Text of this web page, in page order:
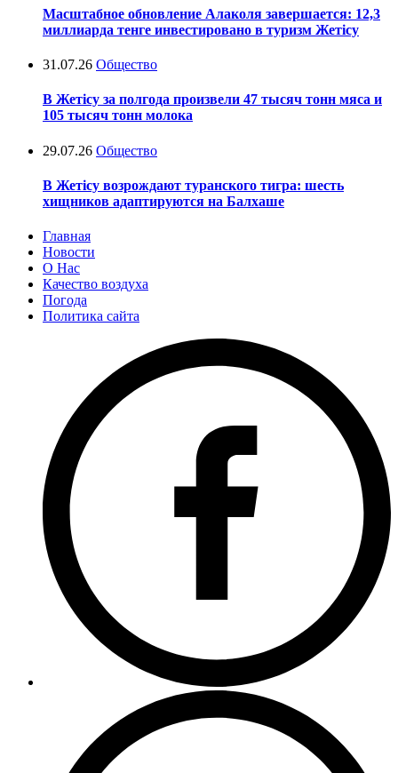
Масштабное обновление Алаколя завершается: 12,3
миллиарда тенге инвестировано в туризм Жетісу
31.07.26 Общество
В Жетісу за полгода произвели 47 тысяч тонн мяса и
105 тысяч тонн молока
29.07.26 Общество
В Жетісу возрождают туранского тигра: шесть
хищников адаптируются на Балхаше
Главная
Новости
О Нас
Качество воздуха
Погода
Политика сайта